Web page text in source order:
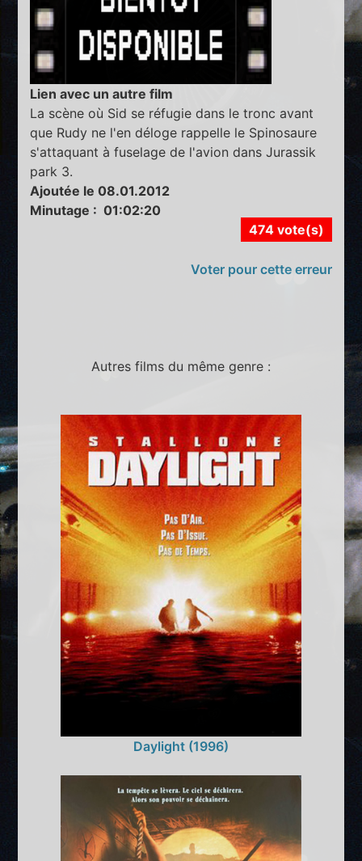
Lien avec un autre film
La scène où Sid se réfugie dans le tronc avant
que Rudy ne l'en déloge rappelle le Spinosaure
s'attaquant à fuselage de l'avion dans Jurassik
park 3.
Ajoutée le 08.01.2012
Minutage : 01:02:20
474 vote(s)
Voter pour cette erreur
Autres films du même genre :
Daylight (1996)